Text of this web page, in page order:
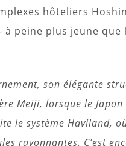
hôteliers
peine plus jeune que
son élégante
Meiji, lorsque le
le système Haviland,
rayonnantes. C’est